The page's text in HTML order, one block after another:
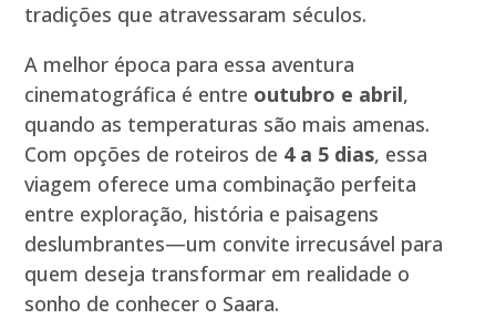
tradições que atravessaram séculos.
A melhor época para essa aventura
cinematográfica é entre outubro e abril,
quando as temperaturas são mais amenas.
Com opções de roteiros de 4 a 5 dias, essa
viagem oferece uma combinação perfeita
entre exploração, história e paisagens
deslumbrantes—um convite irrecusável para
quem deseja transformar em realidade o
sonho de conhecer o Saara.